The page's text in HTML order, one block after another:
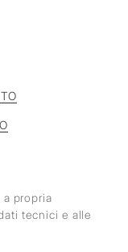
propria
tecnici e alle